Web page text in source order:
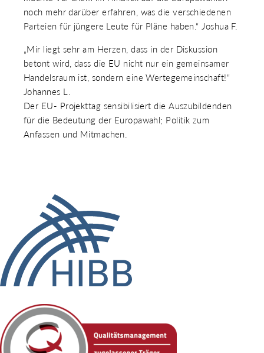
noch mehr darüber erfahren, was die verschiedenen
Parteien für jüngere Leute für Pläne haben.“ Joshua F.
„Mir liegt sehr am Herzen, dass in der Diskussion
betont wird, dass die EU nicht nur ein gemeinsamer
Handelsraum ist, sondern eine Wertegemeinschaft!“
Johannes L.
Der EU- Projekttag sensibilisiert die Auszubildenden
für die Bedeutung der Europawahl; Politik zum
Anfassen und Mitmachen.